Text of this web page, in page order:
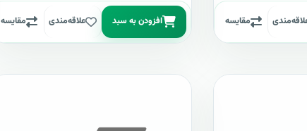
مقایسه افزودن به سبد علاقه‌مندی مقایسه